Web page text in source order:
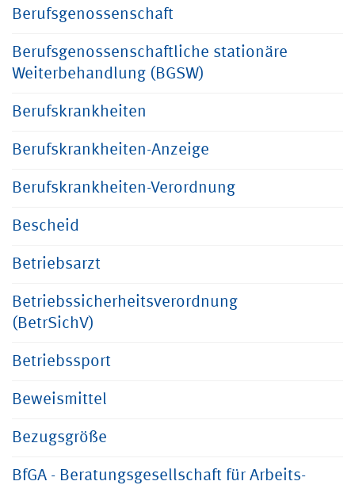
Berufsgenossenschaft
Berufsgenossenschaftliche stationäre
Weiterbehandlung (BGSW)
Berufskrankheiten
Berufskrankheiten-Anzeige
Berufskrankheiten-Verordnung
Bescheid
Betriebsarzt
Betriebssicherheitsverordnung
(BetrSichV)
Betriebssport
Beweismittel
Bezugsgröße
BfGA - Beratungsgesellschaft für Arbeits-